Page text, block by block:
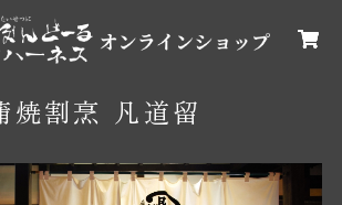
焼割烹 凡道留